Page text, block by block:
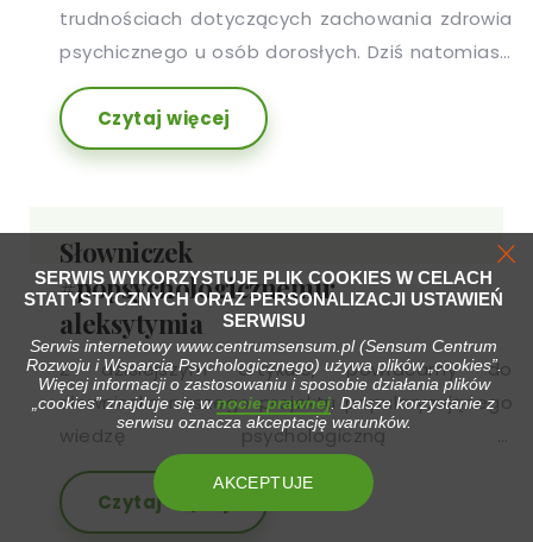
trudnościach dotyczących zachowania zdrowia
psychicznego u osób dorosłych. Dziś natomiast,
przychodzimy do tematu nieśmiałości wśród
dzieci, która to cecha, jest czasami przez osoby
dorosłe, bagatelizowana lub ignorowana.
Czytaj więcej
Słowniczek
#popsychologicznemu:
aleksytymia
Z dzisiejszym artykule, powracamy do
słowniczka naszego projektu popularyzującego
wiedzę psychologiczną -
#popsychologicznemu. Tym razem
przyglądamy się aleksytymii.
Czytaj więcej
SERWIS WYKORZYSTUJE PLIK COOKIES W CELACH
STATYSTYCZNYCH ORAZ PERSONALIZACJI USTAWIEŃ
SERWISU
Serwis internetowy www.centrumsensum.pl (Sensum Centrum
Rozwoju i Wsparcia Psychologicznego) używa plików „cookies”.
Więcej informacji o zastosowaniu i sposobie działania plików
„cookies” znajduje się wnocie prawnej. Dalsze korzystanie z
serwisu oznacza akceptację warunków.
AKCEPTUJE